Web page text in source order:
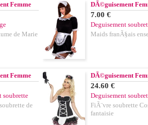
Femme
de Marie
DÃ©guisement
7.00 €
Deguisement
Maids franÃ§ais
Femme
soubrette
de
DÃ©guisement
24.60 €
Deguisement
FiÃ¨vre soubrette
fantaisie